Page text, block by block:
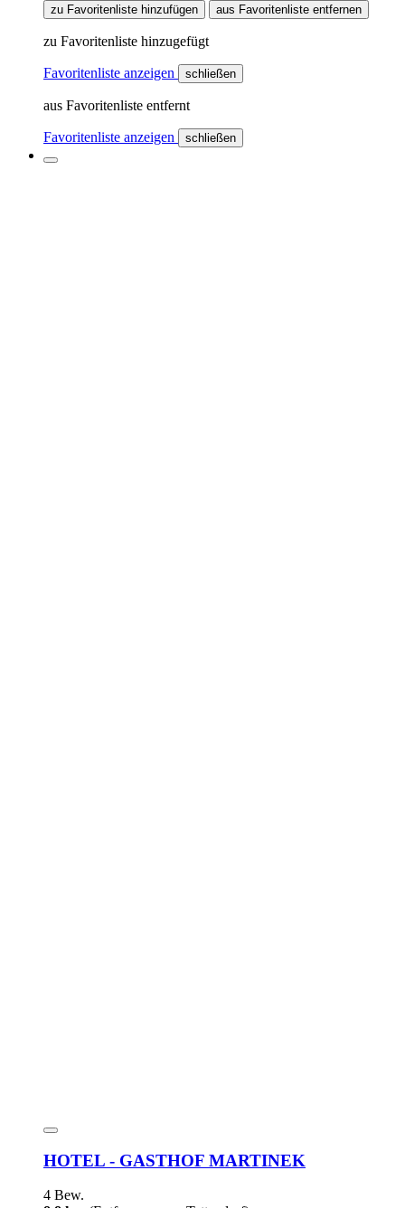
zu Favoritenliste hinzufügen aus Favoritenliste entfernen
zu Favoritenliste hinzugefügt
Favoritenliste anzeigen schließen
aus Favoritenliste entfernt
Favoritenliste anzeigen schließen
HOTEL - GASTHOF MARTINEK
4 Bew.